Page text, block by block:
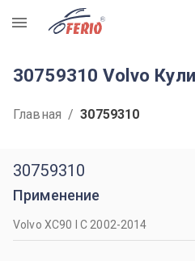
R
30759310 Volvo
Главная / 30759310
30759310
Применение
Volvo XC90 I C 2002-2014